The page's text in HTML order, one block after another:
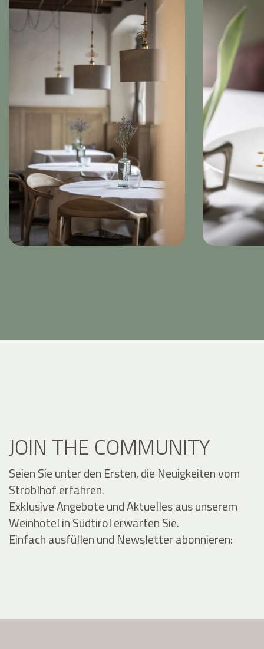
JOIN THE COMMUNITY
Seien Sie unter den Ersten, die Neuigkeiten vom
Stroblhof erfahren.
Exklusive Angebote und Aktuelles aus unserem
Weinhotel in Südtirol erwarten Sie.
Einfach ausfüllen und Newsletter abonnieren: